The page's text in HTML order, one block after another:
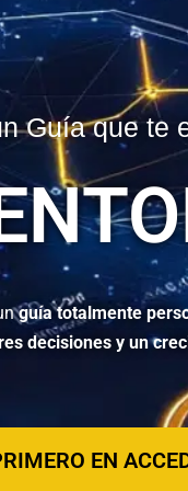
Guía que te
guía totalmente
decisiones y un
EN